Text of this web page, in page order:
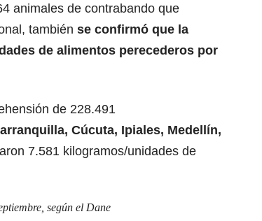
animales de contrabando que
también se confirmó que la
de alimentos perecederos por
de 228.491
Cúcuta, Ipiales, Medellín,
7.581 kilogramos/unidades de
según el Dane